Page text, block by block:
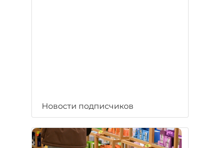
Новости подписчиков